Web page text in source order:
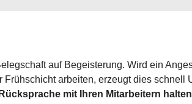
auf Begeisterung. Wird ein
arbeiten, erzeugt dies schnell
Rücksprache mit Ihren Mitarbeitern halten